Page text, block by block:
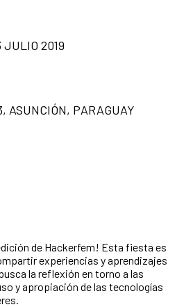
de Hackerfem! Esta fiesta es
experiencias y aprendizajes
la reflexión en torno a las
y apropiación de las tecnologías
JULIO 2019
ASUNCIÓN, PARAGUAY